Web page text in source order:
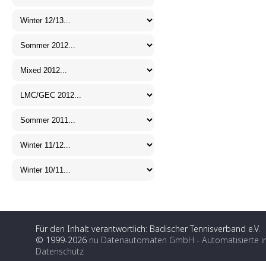
Für den Inhalt verantwortlich: Badischer Tennisverband e.V.
© 1999-2026 nu Datenautomaten GmbH - Automatisierte
Datenschutz